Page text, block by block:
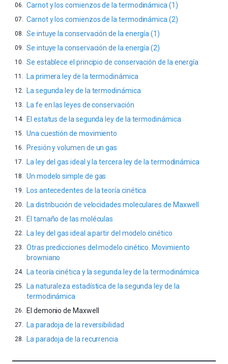
Carnot y los comienzos de la termodinámica (1)
Carnot y los comienzos de la termodinámica (2)
Se intuye la conservación de la energía (1)
Se intuye la conservación de la energía (2)
Se establece el principio de conservación de la energía
La primera ley de la termodinámica
La segunda ley de la termodinámica
La fe en las leyes de conservación
El estatus de la segunda ley de la termodinámica
Una cuestión de movimiento
Presión y volumen de un gas
La ley del gas ideal y la tercera ley de la termodinámica
Un modelo simple de gas
Los antecedentes de la teoría cinética
La distribución de velocidades moleculares de Maxwell
El tamaño de las moléculas
La ley del gas ideal a partir del modelo cinético
Otras predicciones del modelo cinético. Movimiento
browniano
La teoría cinética y la segunda ley de la termodinámica
La naturaleza estadística de la segunda ley de la
termodinámica
El demonio de Maxwell
La paradoja de la reversibilidad
La paradoja de la recurrencia